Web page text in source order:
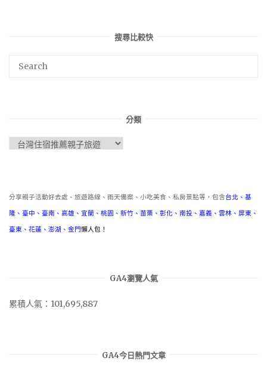
搜尋比較快
分類
分享親子活動好去處、旅遊路線、雨天備案、小吃美食、私房景點等，包含台北 、 基
隆 、 臺中 、 臺南 、 高雄 、 宜蘭 、 桃園 、 新竹 、 苗栗 、 彰化 、 南投 、 嘉義 、 雲林 、 屏東 、
臺東 、 花蓮 、 澎湖 、 金門懶人包！
GA4瀏覽人氣
累積人氣：101,695,887
GA4今日熱門文章